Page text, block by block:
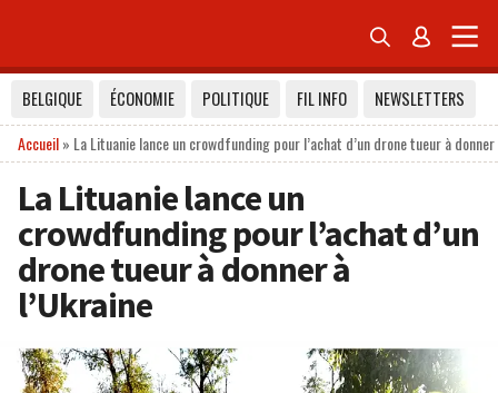
 
BELGIQUE ÉCONOMIE POLITIQUE FIL INFO
NEWSLETTERS
Accueil» La Lituanie lance un crowdfunding pour l’achat d’un drone tueur à donner
La Lituanie lance un
crowdfunding pour l’achat d’un
drone tueur à donner à
l’Ukraine